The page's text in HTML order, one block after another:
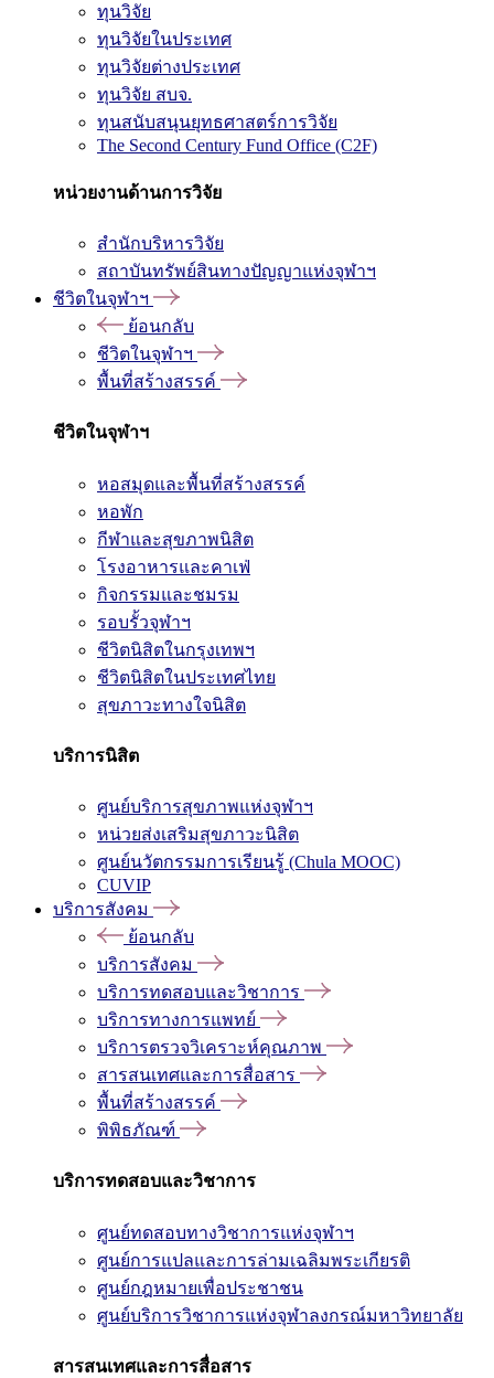
ทุนวิจัย
ทุนวิจัยในประเทศ
ทุนวิจัยต่างประเทศ
ทุนวิจัย สบจ.
ทุนสนับสนุนยุทธศาสตร์การวิจัย
The Second Century Fund Office (C2F)
หน่วยงานด้านการวิจัย
สำนักบริหารวิจัย
สถาบันทรัพย์สินทางปัญญาแห่งจุฬาฯ
ชีวิตในจุฬาฯ
ย้อนกลับ
ชีวิตในจุฬาฯ
พื้นที่สร้างสรรค์
ชีวิตในจุฬาฯ
หอสมุดและพื้นที่สร้างสรรค์
หอพัก
กีฬาและสุขภาพนิสิต
โรงอาหารและคาเฟ่
กิจกรรมและชมรม
รอบรั้วจุฬาฯ
ชีวิตนิสิตในกรุงเทพฯ
ชีวิตนิสิตในประเทศไทย
สุขภาวะทางใจนิสิต
บริการนิสิต
ศูนย์บริการสุขภาพแห่งจุฬาฯ
หน่วยส่งเสริมสุขภาวะนิสิต
ศูนย์นวัตกรรมการเรียนรู้ (Chula MOOC)
CUVIP
บริการสังคม
ย้อนกลับ
บริการสังคม
บริการทดสอบและวิชาการ
บริการทางการแพทย์
บริการตรวจวิเคราะห์คุณภาพ
สารสนเทศและการสื่อสาร
พื้นที่สร้างสรรค์
พิพิธภัณฑ์
บริการทดสอบและวิชาการ
ศูนย์ทดสอบทางวิชาการแห่งจุฬาฯ
ศูนย์การแปลและการล่ามเฉลิมพระเกียรติ
ศูนย์กฎหมายเพื่อประชาชน
ศูนย์บริการวิชาการแห่งจุฬาลงกรณ์มหาวิทยาลัย
สารสนเทศและการสื่อสาร